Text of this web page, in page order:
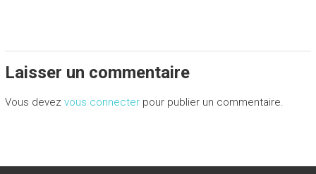
Laisser un commentaire
Vous devez vous connecterpour publier un commentaire.